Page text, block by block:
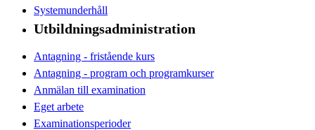
Systemunderhåll
Utbildningsadministration
Antagning - fristående kurs
Antagning - program och programkurser
Anmälan till examination
Eget arbete
Examinationsperioder